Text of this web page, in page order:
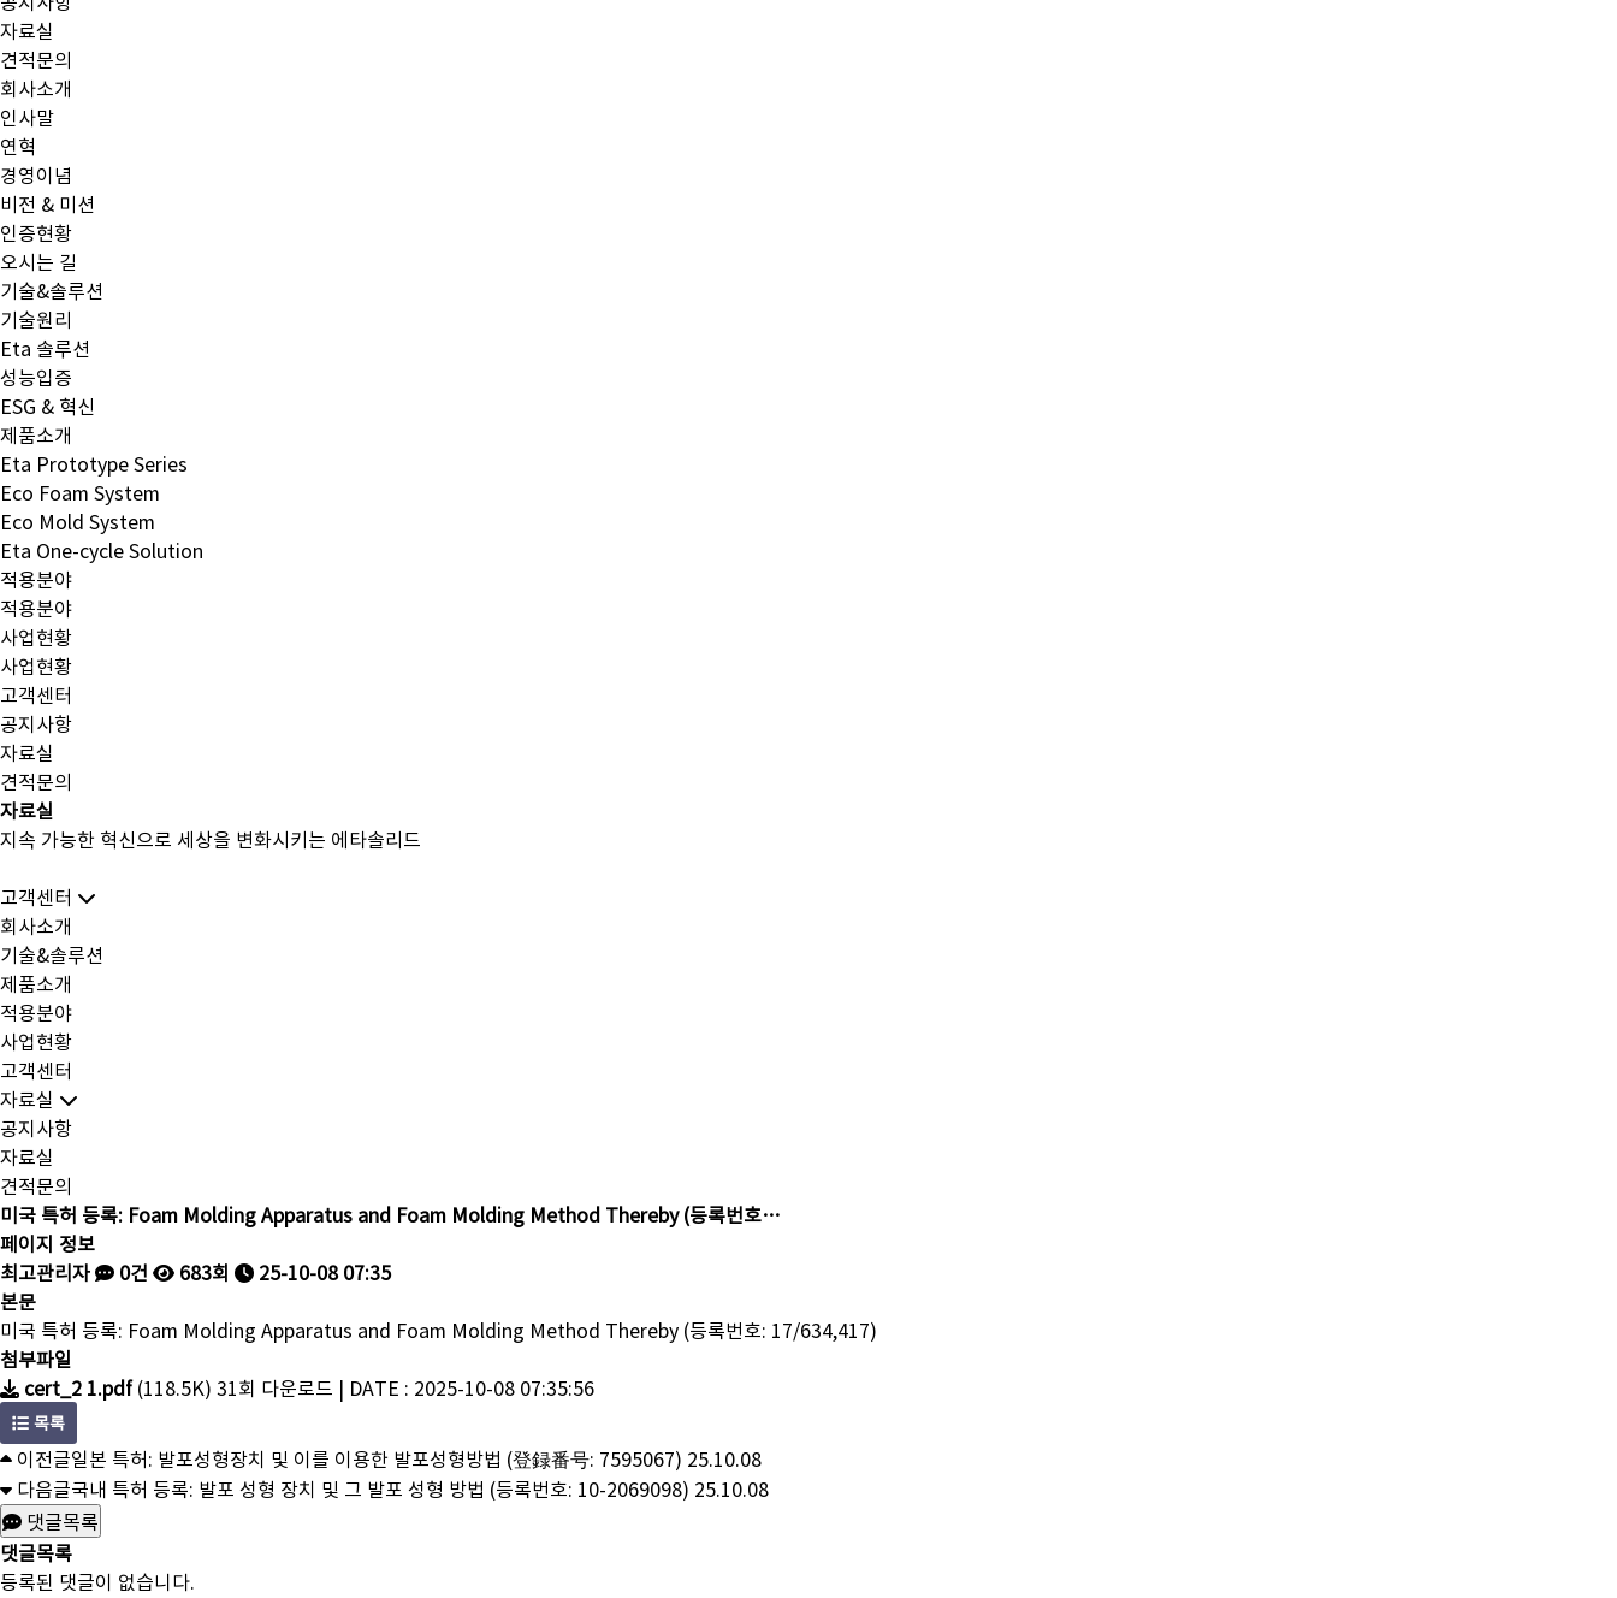
자료실
견적문의
회사소개
인사말
연혁
경영이념
비전 & 미션
인증현황
오시는 길
기술&솔루션
기술원리
Eta 솔루션
성능입증
ESG & 혁신
제품소개
Eta Prototype Series
Eco Foam System
Eco Mold System
Eta One-cycle Solution
적용분야
적용분야
사업현황
사업현황
고객센터
공지사항
자료실
견적문의
자료실
지속 가능한 혁신으로 세상을 변화시키는 에타솔리드
고객센터
회사소개
기술&솔루션
제품소개
적용분야
사업현황
고객센터
자료실
공지사항
자료실
견적문의
미국 특허 등록: Foam Molding Apparatus and Foam Molding Method Thereby (등록번호…
페이지 정보
최고관리자
0건 683회
25-10-08 07:35
본문
미국 특허 등록: Foam Molding Apparatus and Foam Molding Method Thereby (등록번호: 17/634,417)
첨부파일
cert_2 1.pdf (118.5K) 31회 다운로드 | DATE : 2025-10-08 07:35:56
목록
이전글일본 특허: 발포성형장치 및 이를 이용한 발포성형방법 (登録番号: 7595067) 25.10.08
다음글국내 특허 등록: 발포 성형 장치 및 그 발포 성형 방법 (등록번호: 10-2069098) 25.10.08
댓글목록
댓글목록
등록된 댓글이 없습니다.